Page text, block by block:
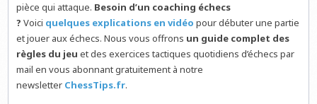
pièce qui attaque. Besoin d’un coaching échecs
? Voici quelques explications en vidéo pour débuter une partie
et jouer aux échecs. Nous vous offrons un guide complet des
règles du jeu et des exercices tactiques quotidiens d’échecs par
mail en vous abonnant gratuitement à notre
newsletter ChessTips.fr.